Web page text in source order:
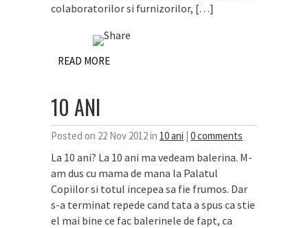
colaboratorilor si furnizorilor, […]
READ MORE
10 ANI
Posted on 22 Nov 2012 in 10 ani | 0 comments
La 10 ani? La 10 ani ma vedeam balerina. M-
am dus cu mama de mana la Palatul
Copiilor si totul incepea sa fie frumos. Dar
s-a terminat repede cand tata a spus ca stie
el mai bine ce fac balerinele de fapt, ca